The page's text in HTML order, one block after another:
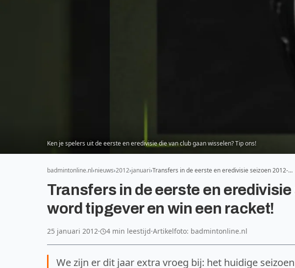
Ken je spelers uit de eerste en eredivisie die van club gaan wisselen? Tip ons!
badmintonline.nl nieuws 2012 januari Transfers in de eerste en eredivisie seizoen 2012-…
Transfers in de eerste en
word tipgever en win een racket!
25 januari 2012· 4 min leestijd·Artikelfoto: badmintonline.nl
We zijn er dit jaar extra vroeg bij: het huidige